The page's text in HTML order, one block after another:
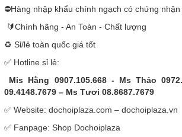
⛔Hàng nhập khẩu chính ngạch có chứng
🔰Chính hãng - An Toàn - Chất lượng
♻️ Sỉ/lẻ toàn quốc giá tốt
✅ Hotline sỉ lẻ:
Mis Hằng 0907.105.668 - Ms Thảo
09.4148.7679 – Ms Tươi 08.8687.7679
✅ Website: dochoiplaza.com – dochoiplaza.vn
✅ Fanpage: Shop Dochoiplaza